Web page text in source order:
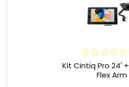
Kit Cintiq Pro 24' + Suporte
Flex Arm